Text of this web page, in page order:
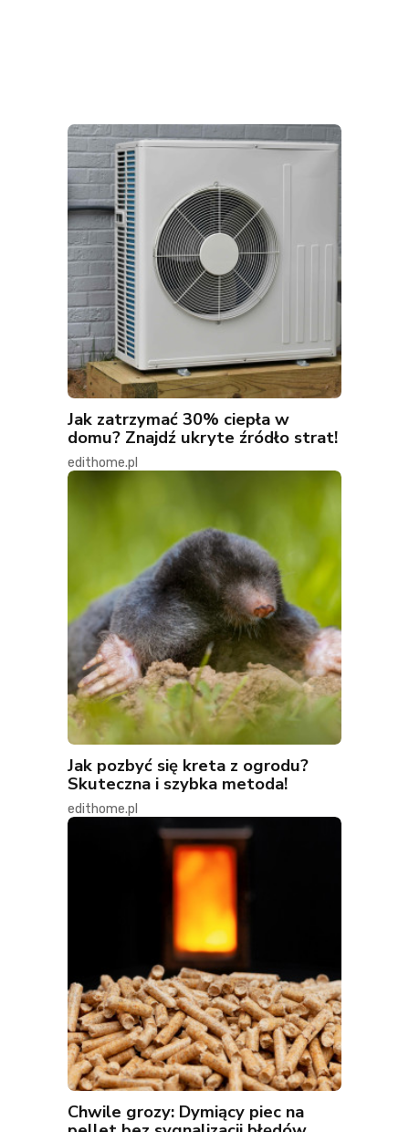
Jak zatrzymać 30% ciepła w
domu? Znajdź ukryte źródło strat!
edithome.pl
Jak pozbyć się kreta z ogrodu?
Skuteczna i szybka metoda!
edithome.pl
Chwile grozy: Dymiący piec na